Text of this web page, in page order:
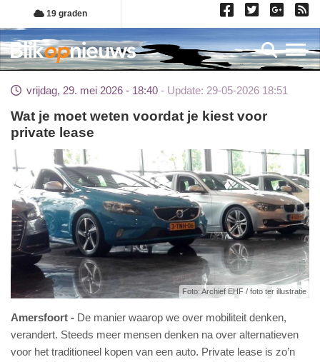
Overslaan
en
naar
de
gaan
19 graden
vrijdag, 29. mei 2026 - 18:40 Update: 29-05-2026 18:51
Wat je moet weten voordat je kiest voor
private lease
Foto: Archief EHF / foto ter illustratie
Amersfoort
De manier waarop we over mobiliteit denken,
verandert. Steeds meer mensen denken na over alternatieven
voor het traditioneel kopen van een auto. Private lease is zo’n